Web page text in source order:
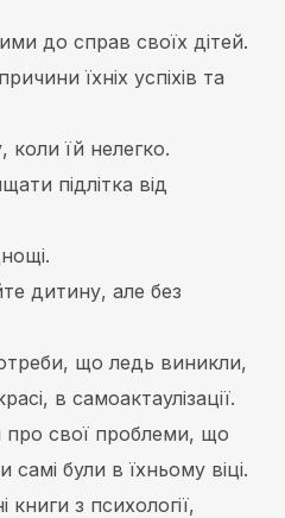
до справ своїх дітей.
їхніх успіхів та
їй нелегко.
підлітка від
дитину, але без
що ледь виникли,
в самоактаулізації.
про свої проблеми, що
були в їхньому віці.
з психології,